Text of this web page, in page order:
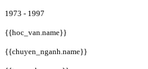
1973 - 1997
{{hoc_van.name}}
{{chuyen_nganh.name}}